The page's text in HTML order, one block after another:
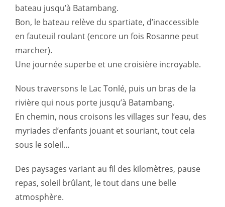
bateau jusqu’à Batambang.
Bon, le bateau relève du spartiate, d’inaccessible
en fauteuil roulant (encore un fois Rosanne peut
marcher).
Une journée superbe et une croisière incroyable.
Nous traversons le Lac Tonlé, puis un bras de la
rivière qui nous porte jusqu’à Batambang.
En chemin, nous croisons les villages sur l’eau, des
myriades d’enfants jouant et souriant, tout cela
sous le soleil…
Des paysages variant au fil des kilomètres, pause
repas, soleil brûlant, le tout dans une belle
atmosphère.